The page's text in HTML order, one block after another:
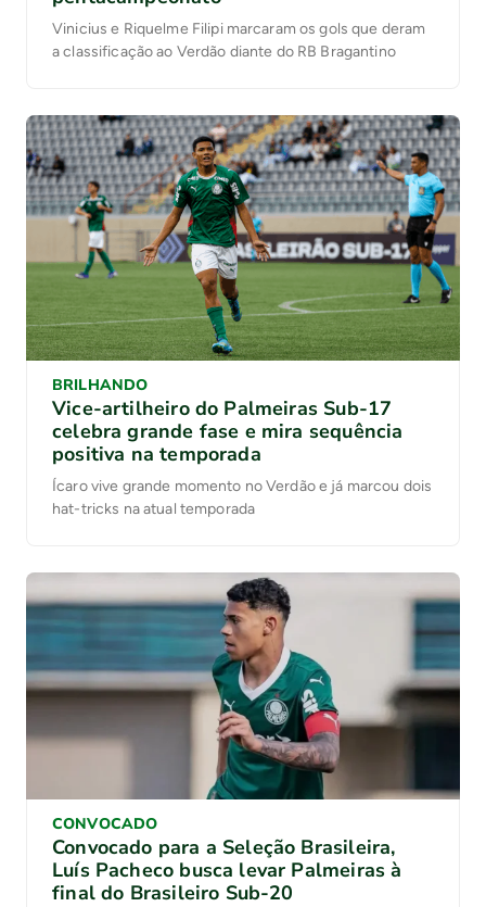
Vinicius e Riquelme Filipi marcaram os gols que deram
a classificação ao Verdão diante do RB Bragantino
BRILHANDO
Vice-artilheiro do Palmeiras Sub-17
celebra grande fase e mira sequência
positiva na temporada
Ícaro vive grande momento no Verdão e já marcou dois
hat-tricks na atual temporada
CONVOCADO
Convocado para a Seleção Brasileira,
Luís Pacheco busca levar Palmeiras à
final do Brasileiro Sub-20